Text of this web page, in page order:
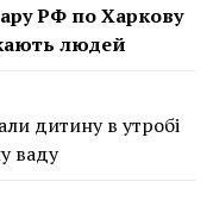
РФ по Харкову
людей
дитину в утробі
ваду